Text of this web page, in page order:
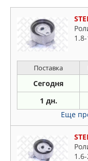
Поставка
Сегодня
1 дн.
Еще